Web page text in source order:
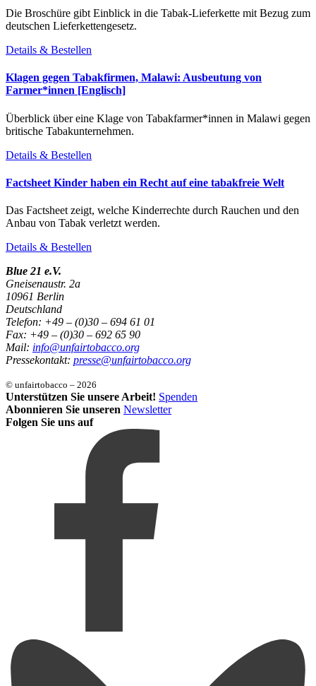
Die Broschüre gibt Einblick in die Tabak-Lieferkette mit Bezug zum
deutschen Lieferkettengesetz.
Details & Bestellen
Klagen gegen Tabakfirmen, Malawi: Ausbeutung von
Farmer*innen [Englisch]
Überblick über eine Klage von Tabakfarmer*innen in Malawi gegen
britische Tabakunternehmen.
Details & Bestellen
Factsheet Kinder haben ein Recht auf eine tabakfreie Welt
Das Factsheet zeigt, welche Kinderrechte durch Rauchen und den
Anbau von Tabak verletzt werden.
Details & Bestellen
Blue 21 e.V.
Gneisenaustr. 2a
10961 Berlin
Deutschland
Telefon: +49 – (0)30 – 694 61 01
Fax: +49 – (0)30 – 692 65 90
Mail: info@unfairtobacco.org
Pressekontakt: presse@unfairtobacco.org
© unfairtobacco – 2026
Unterstützen Sie unsere Arbeit! Spenden
Abonnieren Sie unseren Newsletter
Folgen Sie uns auf